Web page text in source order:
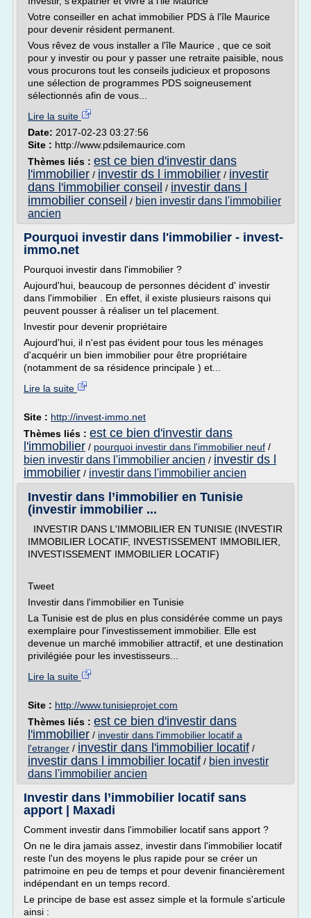
Votre conseiller en achat immobilier PDS à l'île Maurice
pour devenir résident permanent.
Vous rêvez de vous installer a l'île Maurice , que ce soit
pour y investir ou pour y passer une retraite paisible, nous
vous procurons tout les conseils judicieux et proposons
une sélection de programmes PDS soigneusement
sélectionnés afin de vous...
Lire la suite
Date: 2017-02-23 03:27:56
Site : http://www.pdsilemaurice.com
Thèmes liés : est ce bien d'investir dans
l'immobilier / investir ds l immobilier / investir
dans l'immobilier conseil / investir dans l
immobilier conseil / bien investir dans l'immobilier
ancien
Pourquoi investir dans l'immobilier - invest-
immo.net
Pourquoi investir dans l'immobilier ?
Aujourd'hui, beaucoup de personnes décident d' investir
dans l'immobilier . En effet, il existe plusieurs raisons qui
peuvent pousser à réaliser un tel placement.
Investir pour devenir propriétaire
Aujourd'hui, il n'est pas évident pour tous les ménages
d'acquérir un bien immobilier pour être propriétaire
(notamment de sa résidence principale ) et...
Lire la suite
Site : http://invest-immo.net
Thèmes liés : est ce bien d'investir dans
l'immobilier / pourquoi investir dans l'immobilier neuf /
bien investir dans l'immobilier ancien / investir ds l
immobilier / investir dans l'immobilier ancien
Investir dans l’immobilier en Tunisie
(investir immobilier ...
INVESTIR DANS L'IMMOBILIER EN TUNISIE (INVESTIR
IMMOBILIER LOCATIF, INVESTISSEMENT IMMOBILIER,
INVESTISSEMENT IMMOBILIER LOCATIF)
Tweet
Investir dans l'immobilier en Tunisie
La Tunisie est de plus en plus considérée comme un pays
exemplaire pour l'investissement immobilier. Elle est
devenue un marché immobilier attractif, et une destination
privilégiée pour les investisseurs...
Lire la suite
Site : http://www.tunisieprojet.com
Thèmes liés : est ce bien d'investir dans
l'immobilier / investir dans l'immobilier locatif a
l'etranger / investir dans l'immobilier locatif /
investir dans l immobilier locatif / bien investir
dans l'immobilier ancien
Investir dans l’immobilier locatif sans
apport | Maxadi
Comment investir dans l'immobilier locatif sans apport ?
On ne le dira jamais assez, investir dans l'immobilier locatif
reste l'un des moyens le plus rapide pour se créer un
patrimoine en peu de temps et pour devenir financièrement
indépendant en un temps record.
Le principe de base est assez simple et la formule s'articule
ainsi :